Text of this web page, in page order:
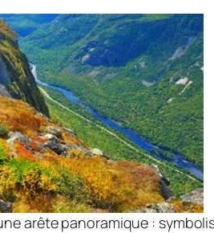
arête panoramique :